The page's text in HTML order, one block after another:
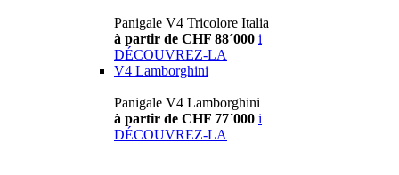
Panigale V4 Tricolore Italia
à partir de CHF 88´000 i
DÉCOUVREZ-LA
V4 Lamborghini
Panigale V4 Lamborghini
à partir de CHF 77´000 i
DÉCOUVREZ-LA